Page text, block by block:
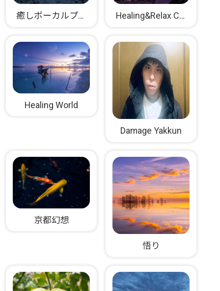
癒しボーカルプロジェクト Healing&Relax Collection
Healing World
Damage Yakkun
京都幻想
悟り